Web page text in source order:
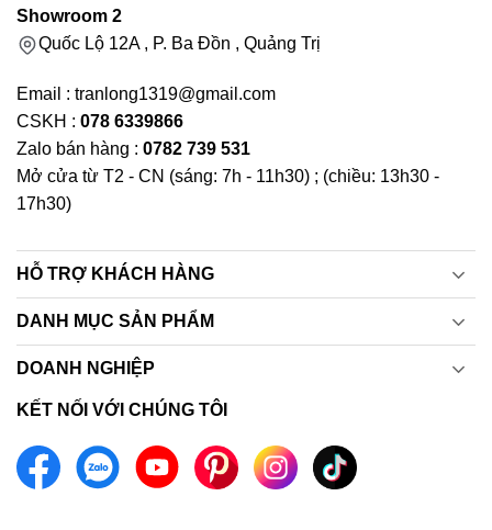
Showroom 2
Quốc Lộ 12A , P. Ba Đồn , Quảng Trị
Email : tranlong1319@gmail.com
CSKH : 078 6339866
Zalo bán hàng : 0782 739 531
Mở cửa từ T2 - CN (sáng: 7h - 11h30) ; (chiều: 13h30 -
17h30)
HỖ TRỢ KHÁCH HÀNG
DANH MỤC SẢN PHẨM
DOANH NGHIỆP
KẾT NỐI VỚI CHÚNG TÔI